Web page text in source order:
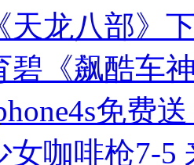
天龙八部》
碧《飙酷车
免费
女咖啡枪7-5